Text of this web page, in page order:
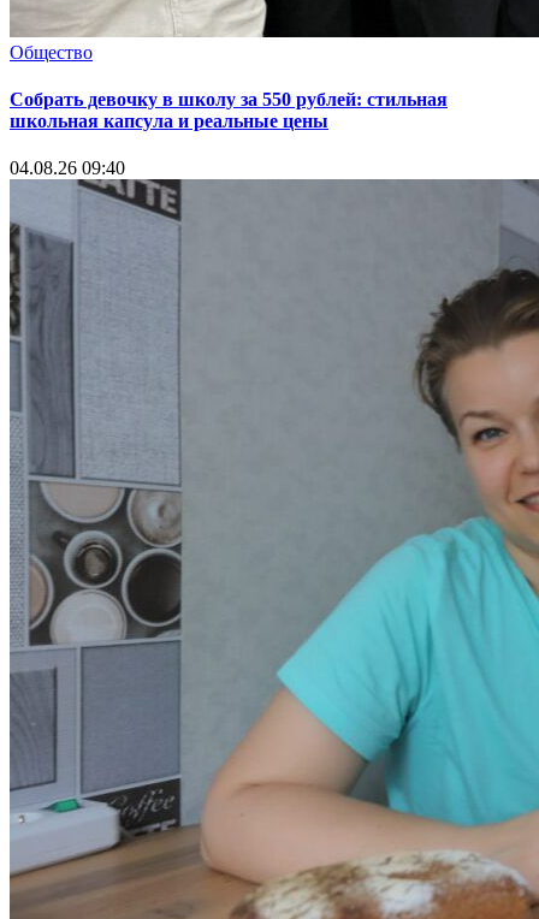
Общество
Собрать девочку в школу за 550 рублей: стильная
школьная капсула и реальные цены
04.08.26 09:40